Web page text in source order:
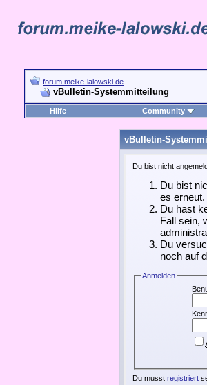
forum.meike-lalowski.de
vBulletin-Systemmitteilung
Hilfe Community
vBulletin-
Du bist nicht
Du bist
es erneut.
Du hast
Fall sein,
Du
noch auf
Anmelden
Du musst registriert